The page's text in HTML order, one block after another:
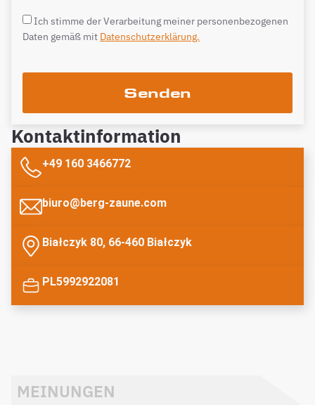
Ich stimme der Verarbeitung meiner personenbezogenen
Daten gemäß mit Datenschutzerklärung.
Senden
Kontaktinformation
+49 160 3466772
biuro@berg-zaune.com
Białczyk 80, 66-460 Białczyk
PL5992922081
MEINUNGEN